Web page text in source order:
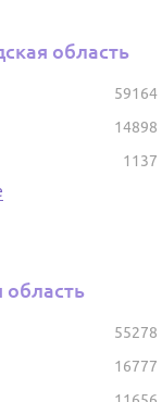
область
59164
14898
1137
область
55278
16777